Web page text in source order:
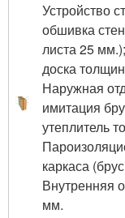
Устройство
обшивка
листа 25
доска
Наружная
имитация
утеплитель
каркаса
Внутренняя
мм.